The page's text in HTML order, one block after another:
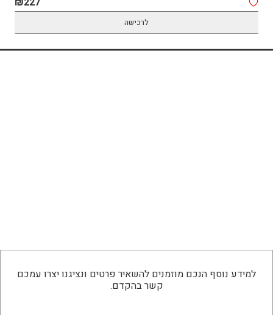
לרכישה
למידע נוסף הנכם מוזמנים להשאיר פרטים ונציגנו יצרו עמכם
קשר בהקדם.